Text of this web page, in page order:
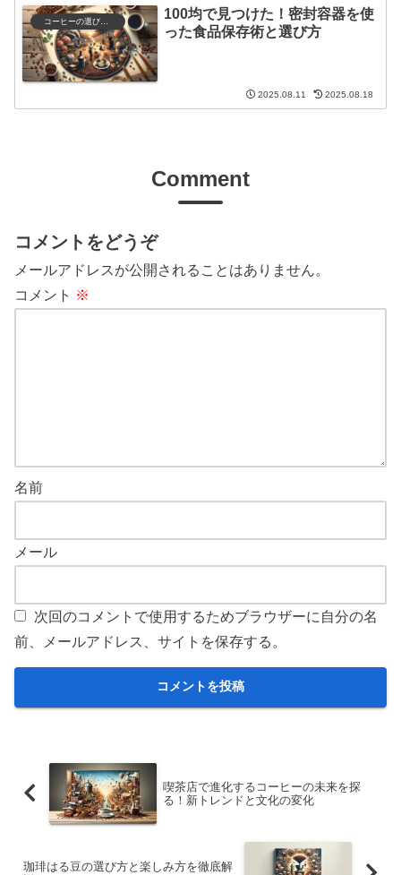
コーヒーの選び方と保存
100均で見つけた！密封容器を使
った食品保存術と選び方
2025.08.11 2025.08.18
Comment
コメントをどうぞ
メールアドレスが公開されることはありません。
コメント ※
名前
メール
次回のコメントで使用するためブラウザーに自分の名
前、メールアドレス、サイトを保存する。
喫茶店で進化するコーヒーの未来を探
る！新トレンドと文化の変化
珈琲はる豆の選び方と楽しみ方を徹底解